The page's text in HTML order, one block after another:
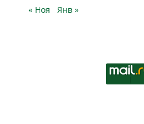
« Ноя Янв »